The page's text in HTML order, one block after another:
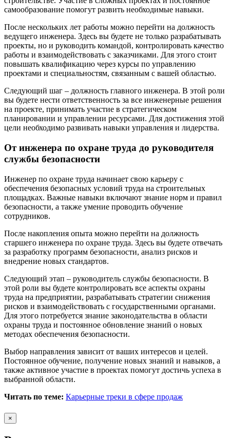
самообразование помогут развить необходимые навыки.
После нескольких лет работы можно перейти на должность
ведущего инженера. Здесь вы будете не только разрабатывать
проекты, но и руководить командой, контролировать качество
работы и взаимодействовать с заказчиками. Для этого стоит
повышать квалификацию через курсы по управлению
проектами и специальностям, связанным с вашей областью.
Следующий шаг – должность главного инженера. В этой роли
вы будете нести ответственность за все инженерные решения
на проекте, принимать участие в стратегическом
планировании и управлении ресурсами. Для достижения этой
цели необходимо развивать навыки управления и лидерства.
От инженера по охране труда до руководителя
службы безопасности
Инженер по охране труда начинает свою карьеру с
обеспечения безопасных условий труда на строительных
площадках. Важные навыки включают знание норм и правил
безопасности, а также умение проводить обучение
сотрудников.
После накопления опыта можно перейти на должность
старшего инженера по охране труда. Здесь вы будете отвечать
за разработку программ безопасности, анализ рисков и
внедрение новых стандартов.
Следующий этап – руководитель службы безопасности. В
этой роли вы будете контролировать все аспекты охраны
труда на предприятии, разрабатывать стратегии снижения
рисков и взаимодействовать с государственными органами.
Для этого потребуется знание законодательства в области
охраны труда и постоянное обновление знаний о новых
методах обеспечения безопасности.
Выбор направления зависит от ваших интересов и целей.
Постоянное обучение, получение новых знаний и навыков, а
также активное участие в проектах помогут достичь успеха в
выбранной области.
Читать по теме: Карьерные треки в сфере продаж
×